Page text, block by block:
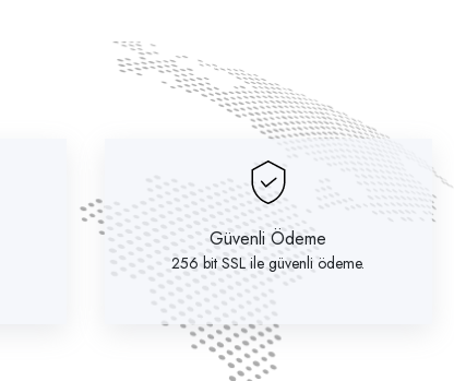
Güvenli Ödeme
256 bit SSL ile güvenli ödeme.